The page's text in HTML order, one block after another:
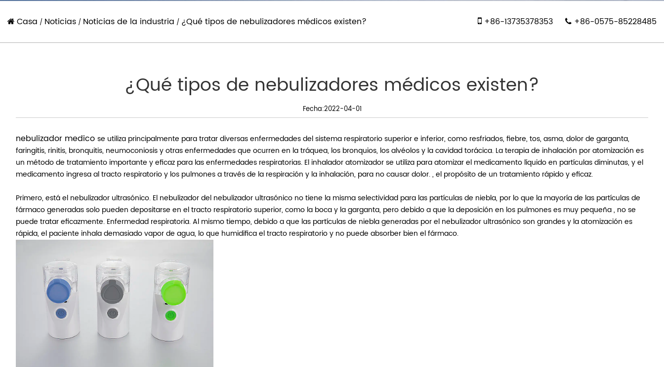
Casa / Noticias / Noticias de la industria / ¿Qué tipos de nebulizadores médicos existen? +86-13735378353 +86-0575-85228485
¿Qué tipos de nebulizadores médicos existen?
Fecha:2022-04-01
nebulizador medico se utiliza principalmente para tratar diversas enfermedades del sistema respiratorio superior e inferior, como resfriados, fiebre, tos, asma, dolor de garganta,
faringitis, rinitis, bronquitis, neumoconiosis y otras enfermedades que ocurren en la tráquea, los bronquios, los alvéolos y la cavidad torácica. La terapia de inhalación por atomización es
un método de tratamiento importante y eficaz para las enfermedades respiratorias. El inhalador atomizador se utiliza para atomizar el medicamento líquido en partículas diminutas, y el
medicamento ingresa al tracto respiratorio y los pulmones a través de la respiración y la inhalación, para no causar dolor. , el propósito de un tratamiento rápido y eficaz.
Primero, está el nebulizador ultrasónico. El nebulizador del nebulizador ultrasónico no tiene la misma selectividad para las partículas de niebla, por lo que la mayoría de las partículas de
fármaco generadas solo pueden depositarse en el tracto respiratorio superior, como la boca y la garganta, pero debido a que la deposición en los pulmones es muy pequeña , no se
puede tratar eficazmente. Enfermedad respiratoria. Al mismo tiempo, debido a que las partículas de niebla generadas por el nebulizador ultrasónico son grandes y la atomización es
rápida, el paciente inhala demasiado vapor de agua, lo que humidifica el tracto respiratorio y no puede absorber bien el fármaco.